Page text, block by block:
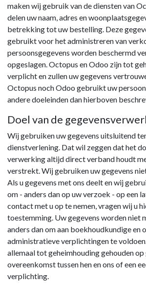
maken wij gebruik van de diensten van
delen uw naam, adres en
betrekking tot uw bestelling. Deze
gebruikt voor het administreren van
persoonsgegevens worden beschermd
opgeslagen. Octopus en Odoo zijn tot
verplicht en zullen uw gegevens
Octopus noch Odoo gebruikt uw
andere doeleinden dan hierboven
Doel van de
Wij gebruiken uw gegevens uitsluitend
dienstverlening. Dat wil zeggen dat het
verwerking altijd direct verband houdt
verstrekt. Wij gebruiken uw gegevens
Als u gegevens met ons deelt en wij
om - anders dan op uw verzoek - op een
contact met u op te nemen, vragen wij u
toestemming. Uw gegevens worden niet
anders dan om aan boekhoudkundige en
administratieve verplichtingen te
allemaal tot geheimhouding gehouden op
overeenkomst tussen hen en ons of een
verplichting.